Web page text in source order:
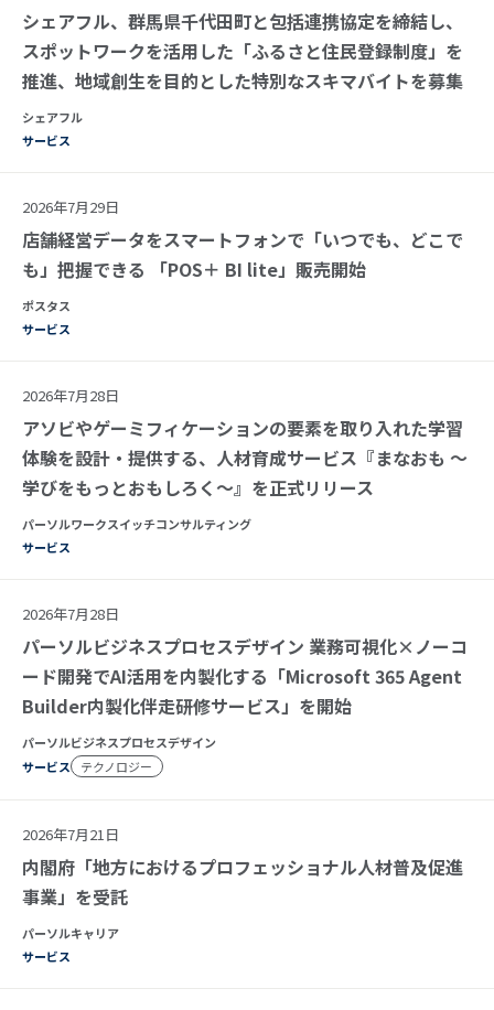
シェアフル、群馬県千代田町と包括連携協定を締結し、
スポットワークを活用した「ふるさと住民登録制度」を
推進、地域創生を目的とした特別なスキマバイトを募集
シェアフル
サービス
2026年7月29日
店舗経営データをスマートフォンで「いつでも、どこで
も」把握できる 「POS＋ BI lite」販売開始
ポスタス
サービス
2026年7月28日
アソビやゲーミフィケーションの要素を取り入れた学習
体験を設計・提供する、人材育成サービス『まなおも ～
学びをもっとおもしろく～』を正式リリース
パーソルワークスイッチコンサルティング
サービス
2026年7月28日
パーソルビジネスプロセスデザイン 業務可視化×ノーコ
ード開発でAI活用を内製化する「Microsoft 365 Agent
Builder内製化伴走研修サービス」を開始
パーソルビジネスプロセスデザイン
サービス
テクノロジー
2026年7月21日
内閣府「地方におけるプロフェッショナル人材普及促進
事業」を受託
パーソルキャリア
サービス